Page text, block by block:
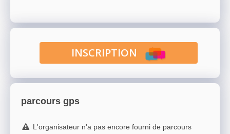
INSCRIPTION
parcours gps
L'organisateur n'a pas encore fourni de parcours